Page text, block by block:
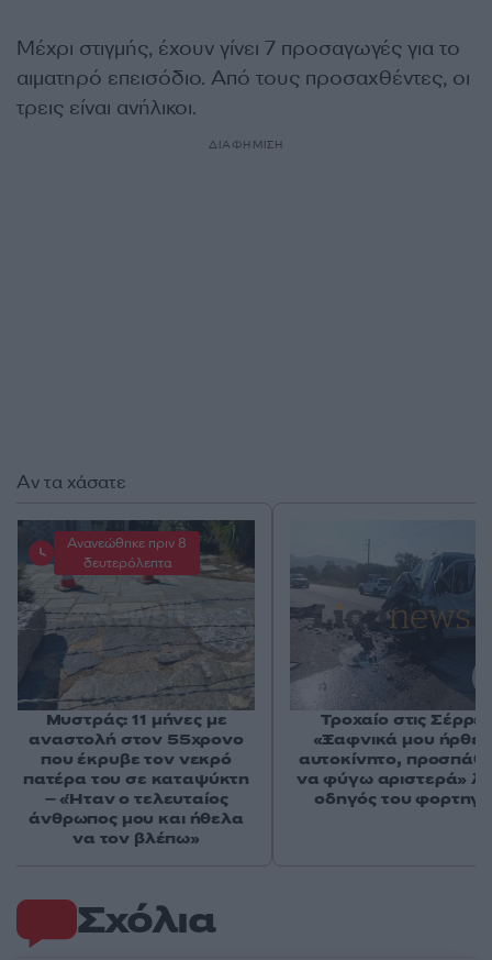
Μέχρι στιγμής, έχουν γίνει 7 προσαγωγές για το
αιματηρό επεισόδιο. Από τους προσαχθέντες, οι
τρεις είναι ανήλικοι.
ΔΙΑΦΗΜΙΣΗ
Σχόλια
Αν τα χάσατε
Ανανεώθηκε πριν 8
δευτερόλεπτα
Μυστράς: 11 μήνες με
αναστολή στον 55χρονο
που έκρυβε τον νεκρό
πατέρα του σε καταψύκτη
– «Ήταν ο τελευταίος
άνθρωπος μου και ήθελα
να τον βλέπω»
Τροχαίο στις
«Ξαφνικά μου ήρθε
αυτοκίνητο,
να φύγω αριστερά»
οδηγός του